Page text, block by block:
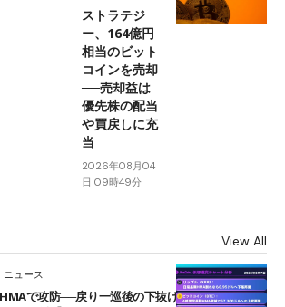
ストラテジ
ー、164億円
相当のビット
コインを売却
──売却益は
優先株の配当
や買戻しに充
当
2026年08月04
日 09時49分
View All
ニュース
で攻防──戻り一巡後の下抜けで0.95ドルを試